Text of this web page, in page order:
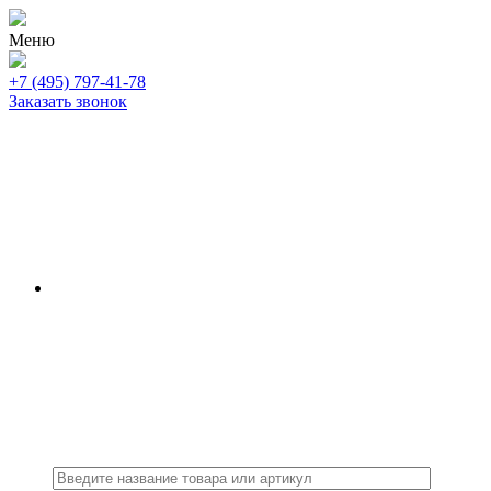
Меню
+7 (495) 797-41-78
Заказать звонок